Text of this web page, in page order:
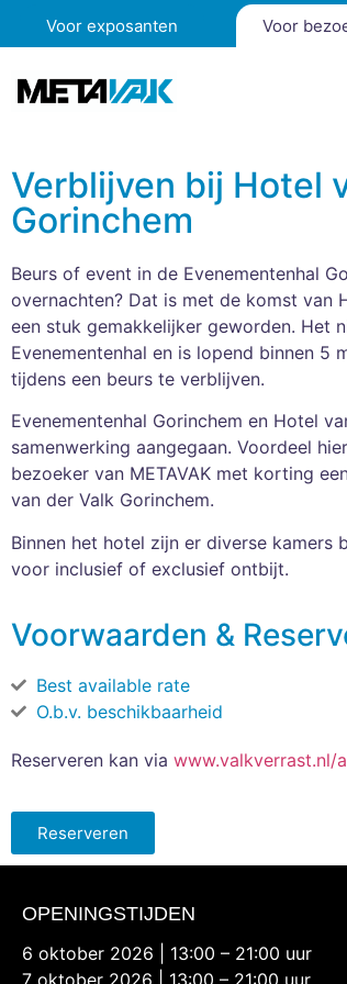
Voor exposanten Voor
Verblijven bij Hotel
Gorinchem
Beurs of event in de Evenementenhal
overnachten? Dat is met de komst van
een stuk gemakkelijker geworden. Het
Evenementenhal en is lopend binnen 5
tijdens een beurs te verblijven.
Evenementenhal Gorinchem en Hotel
samenwerking aangegaan. Voordeel
bezoeker van METAVAK met korting
van der Valk Gorinchem.
Binnen het hotel zijn er diverse kamers
voor inclusief of exclusief ontbijt.
Voorwaarden &
Best available rate
O.b.v. beschikbaarheid
Reserveren kan via www.valkverrast.nl/
Reserveren
OPENINGSTIJDEN
6 oktober 2026 | 13:00 – 21:00 uur
7 oktober 2026 | 13:00 – 21:00 uur